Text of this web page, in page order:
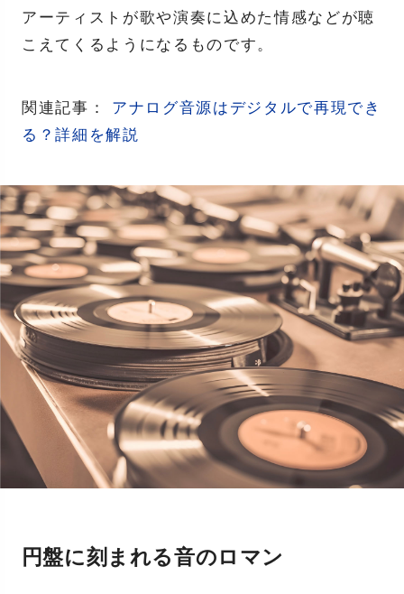
アーティストが歌や演奏に込めた情感などが聴
こえてくるようになるものです。
関連記事： アナログ音源はデジタルで再現でき
る？詳細を解説
円盤に刻まれる音のロマン